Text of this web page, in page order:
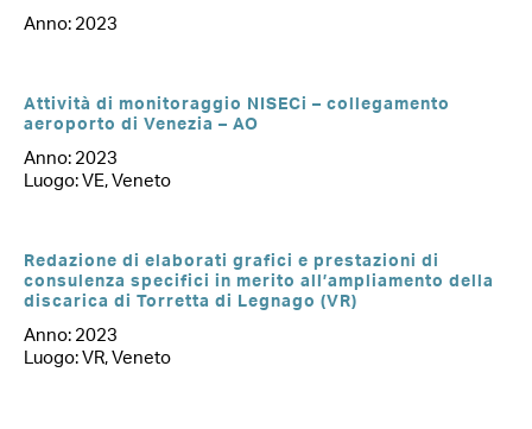
Anno: 2023
Attività di monitoraggio NISECi – collegamento
aeroporto di Venezia – AO
Anno: 2023
Luogo: VE, Veneto
Redazione di elaborati grafici e prestazioni di
consulenza specifici in merito all’ampliamento della
discarica di Torretta di Legnago (VR)
Anno: 2023
Luogo: VR, Veneto